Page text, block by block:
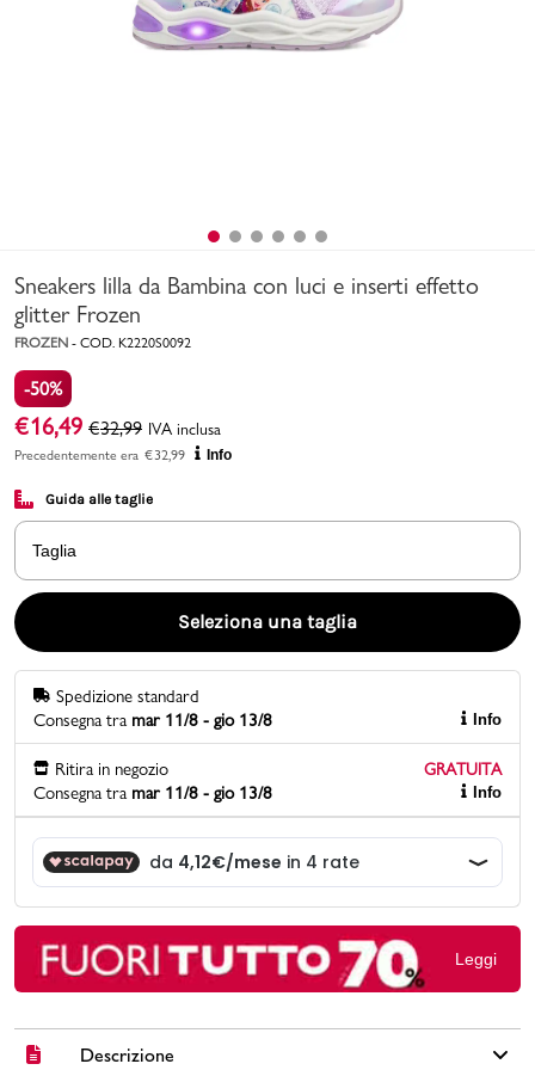
Bambino
Marchi
Promo & News
contatti
Gift card
Sneakers lilla da Bambina con luci e inserti effetto
glitter Frozen
FROZEN - COD. K2220S0092
-50%
€16,49 €32,99 IVA inclusa
Precedentemente era €32,99 Info
Guida alle taglie
Taglia
Seleziona una taglia
Spedizione standard
Consegna tra mar 11/8 - gio 13/8 Info
Ritira in negozio
GRATUITA
Consegna tra mar 11/8 - gio 13/8 Info
Leggi
Descrizione